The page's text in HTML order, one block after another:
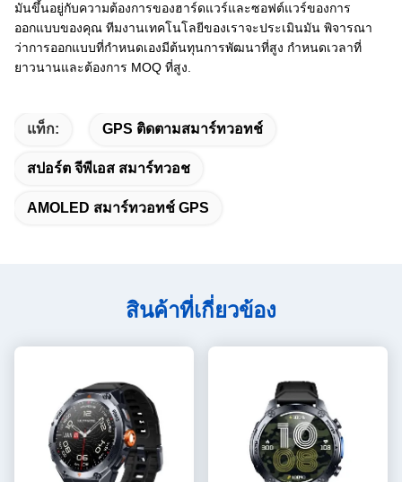
มันขึ้นอยู่กับความต้องการของฮาร์ดแวร์และซอฟต์แวร์ของการ
ออกแบบของคุณ ทีมงานเทคโนโลยีของเราจะประเมินมัน พิจารณา
ว่าการออกแบบที่กําหนดเองมีต้นทุนการพัฒนาที่สูง กําหนดเวลาที่
ยาวนานและต้องการ MOQ ที่สูง.
แท็ก: GPS ติดตามสมาร์ทวอทช์
สปอร์ต จีพีเอส สมาร์ทวอช
AMOLED สมาร์ทวอทช์ GPS
สินค้าที่เกี่ยวข้อง